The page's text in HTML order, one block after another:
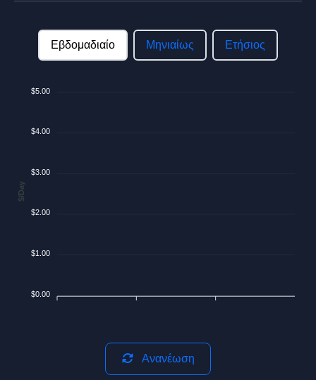
Εβδομαδιαίο Μηνιαίως Ετήσιος
$5.00
$4.00
$3.00
$2.00
$1.00
$0.00
$/Day
Ανανέωση